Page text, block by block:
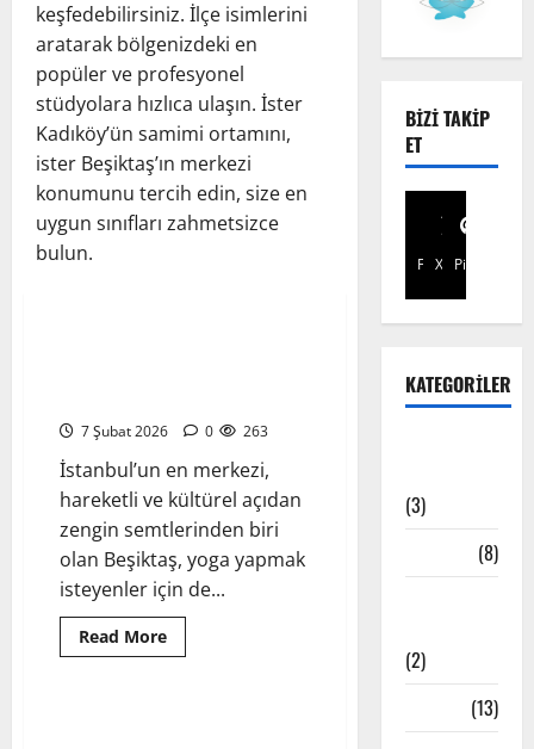
keşfedebilirsiniz. İlçe isimlerini
aratarak bölgenizdeki en
popüler ve profesyonel
stüdyolara hızlıca ulaşın. İster
Kadıköy’ün samimi ortamını,
ister Beşiktaş’ın merkezi
konumunu tercih edin, size en
uygun sınıfları zahmetsizce
bulun.
7 Şubat 2026 0 263
İstanbul’un en merkezi,
hareketli ve kültürel açıdan
zengin semtlerinden biri
olan Beşiktaş, yoga yapmak
isteyenler için de...
Read MoreRead
more
İstanbul Yoga Stüdyoları
BIZI TAKIP
ET
Facebook
X Pinterest
KATEGORILER
(3)
(8)
(2)
(13)